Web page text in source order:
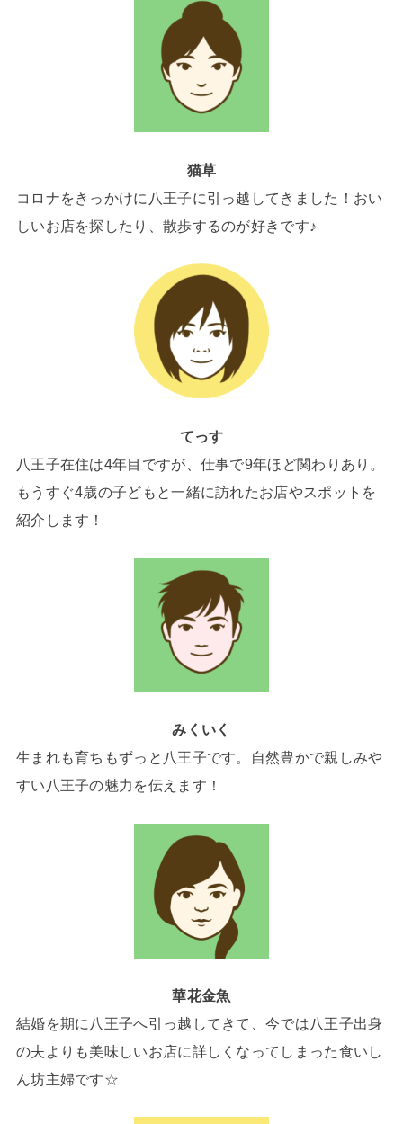
猫草
コロナをきっかけに八王子に引っ越してきました！おい
しいお店を探したり、散歩するのが好きです♪
てっす
八王子在住は4年目ですが、仕事で9年ほど関わりあり。
もうすぐ4歳の子どもと一緒に訪れたお店やスポットを
紹介します！
みくいく
生まれも育ちもずっと八王子です。自然豊かで親しみや
すい八王子の魅力を伝えます！
華花金魚
結婚を期に八王子へ引っ越してきて、今では八王子出身
の夫よりも美味しいお店に詳しくなってしまった食いし
ん坊主婦です☆